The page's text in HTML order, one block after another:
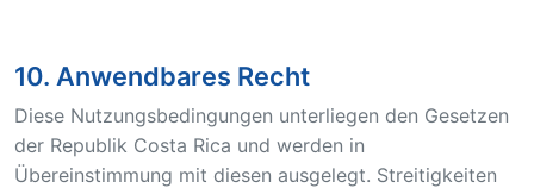
10. Anwendbares Recht
Diese Nutzungsbedingungen unterliegen den Gesetzen
der Republik Costa Rica und werden in
Übereinstimmung mit diesen ausgelegt. Streitigkeiten